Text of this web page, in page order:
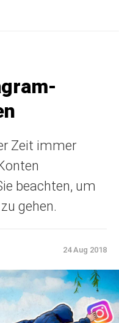
Zeit immer
beachten, um
gehen.
24 Aug 2018